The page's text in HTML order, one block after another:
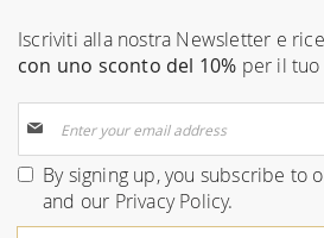
Iscriviti alla nostra Newsletter e
con uno sconto del 10% per il
Up
for
Our
By signing up, you subscribe to
and our Privacy Policy.